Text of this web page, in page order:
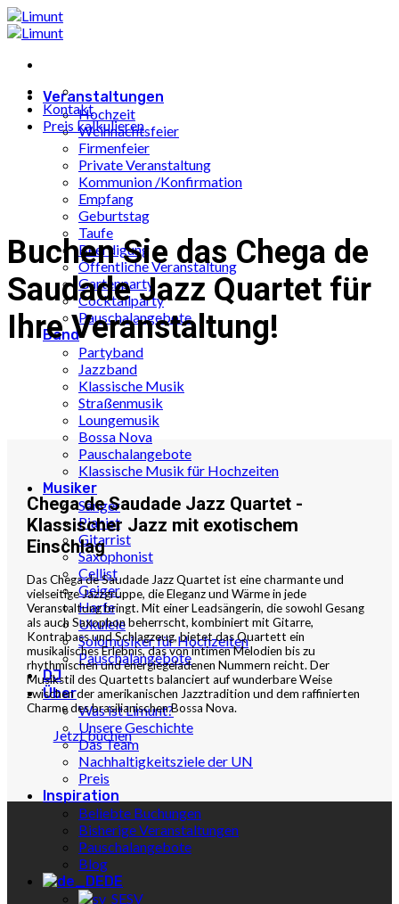
Zum
Inhalt
Veranstaltungen
Hochzeit
Weihnachtsfeier
Firmenfeier
Private Veranstaltung
Kommunion /Konfirmation
Empfang
Geburtstag
Taufe
Beerdigung
Öffentliche Veranstaltung
Gartenparty
Cocktailparty
Pauschalangebote
Band
Partyband
Jazzband
Klassische Musik
Straßenmusik
Loungemusik
Bossa Nova
Pauschalangebote
Klassische Musik für Hochzeiten
Musiker
Sänger
Pianist
Gitarrist
Saxophonist
Cellist
Geiger
Harfe
Ukulele
Solomusiker für Hochzeiten
Pauschalangebote
DJ
Über
Was ist Limunt?
Unsere Geschichte
Das Team
Nachhaltigkeitsziele der UN
Preis
Inspiration
Beliebte Buchungen
Bisherige Veranstaltungen
Pauschalangebote
Blog
DE
SV
Kontakt
Preis kalkulieren
Buchen Sie das Chega de
Saudade Jazz Quartet für
Ihre Veranstaltung!
Chega de Saudade Jazz Quartet -
Klassischer Jazz mit exotischem
Einschlag
Das Chega de Saudade Jazz Quartet ist eine charmante und
vielseitige Jazzgruppe, die Eleganz und Wärme in jede
Veranstaltung bringt. Mit einer Leadsängerin, die sowohl Gesang
als auch Saxophon beherrscht, kombiniert mit Gitarre,
Kontrabass und Schlagzeug, bietet das Quartett ein
musikalisches Erlebnis, das von intimen Melodien bis zu
rhythmischen und energiegeladenen Nummern reicht. Der
Musikstil des Quartetts balanciert auf wunderbare Weise
zwischen der amerikanischen Jazztradition und dem raffinierten
Charme des brasilianischen Bossa Nova.
Jetzt buchen